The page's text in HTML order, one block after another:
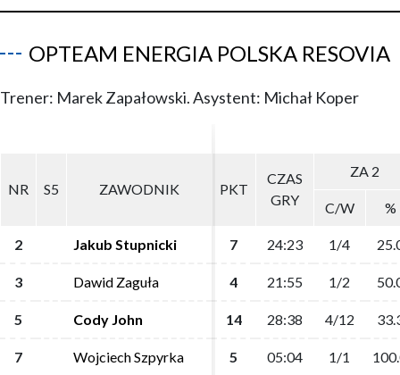
OPTEAM ENERGIA POLSKA RESOVIA
Trener: Marek Zapałowski. Asystent: Michał Koper
NR S5 ZAWODNIK PKT
CZAS
GRY
ZA 2
C/W %
2 Jakub Stupnicki 7 24:23 1/4
3 Dawid Zaguła 4 21:55 1/2
5 Cody John 14 28:38 4/12
7 Wojciech Szpyrka 5 05:04 1/1
NR S5 ZAWODNIK PKT
CZAS
GRY
ZA 2
C/W %
2 Jakub Stupnicki 7 24:23 1/4
3 Dawid Zaguła 4 21:55 1/2
5 Cody John 14 28:38 4/12
7 Wojciech Szpyrka 5 05:04 1/1